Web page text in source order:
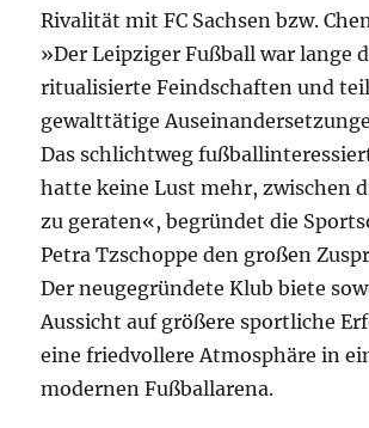
Rivalität mit FC Sachsen bzw.
»Der Leipziger Fußball war lange
ritualisierte Feindschaften und
gewalttätige
Das schlichtweg
hatte keine Lust mehr, zwischen
zu geraten«, begründetdie
Petra Tzschoppe den großen
Der neugegründete Klub biete
Aussicht auf größere sportliche
eine friedvollere Atmosphäre in
modernen Fußballarena.